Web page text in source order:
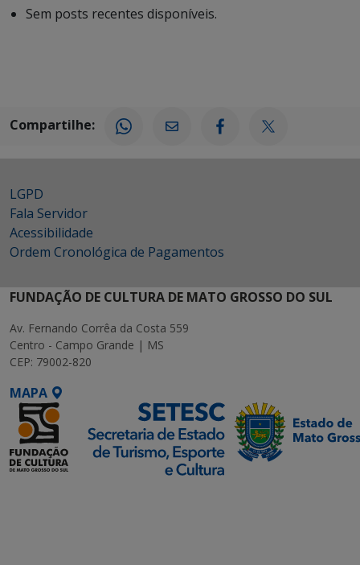
Sem posts recentes disponíveis.
Compartilhe:
LGPD
Fala Servidor
Acessibilidade
Ordem Cronológica de Pagamentos
FUNDAÇÃO DE CULTURA DE MATO GROSSO DO SUL
Av. Fernando Corrêa da Costa 559
Centro - Campo Grande | MS
CEP: 79002-820
MAPA